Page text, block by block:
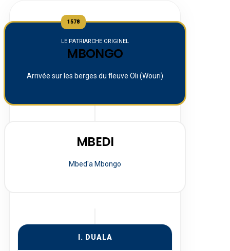
1578
LE PATRIARCHE ORIGINEL
MBONGO
Arrivée sur les berges du fleuve Oli (Wouri)
MBEDI
Mbed'a Mbongo
I. DUALA